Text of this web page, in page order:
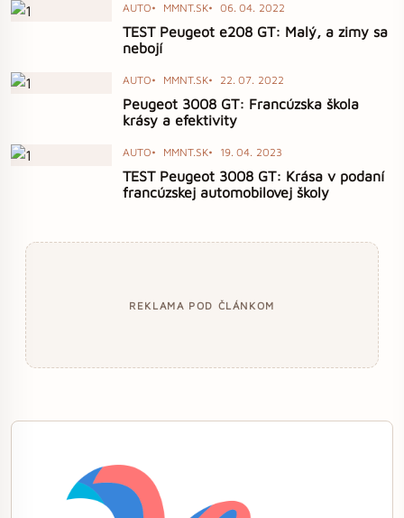
AUTO MMNT.SK 06. 04. 2022
TEST Peugeot e208 GT: Malý, a zimy sa
nebojí
AUTO MMNT.SK 22. 07. 2022
Peugeot 3008 GT: Francúzska škola
krásy a efektivity
AUTO MMNT.SK 19. 04. 2023
TEST Peugeot 3008 GT: Krása v podaní
francúzskej automobilovej školy
REKLAMA POD ČLÁNKOM